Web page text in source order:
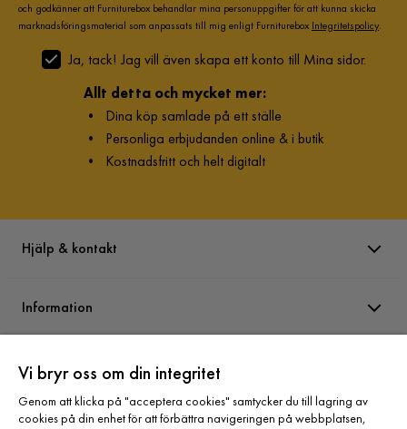
och godkänner att Furniturebox behandlar mina personuppgifter för att kunna skicka
marknadsföringsmaterial som anpassats till mig enligt Furniturebox Integritetspolicy.
Ja, tack! Jag vill även skapa ett konto till Mina sidor.
Allt detta och mycket mer:
• Dina köp samlade på ett ställe
• Personliga erbjudanden online & i butik
• Kostnadsfritt och helt digitalt
Hjälp & kontakt
Information
Varumärken
Sortiment
Vi bryr oss om din integritet
Genom att klicka på "acceptera cookies" samtycker du till lagring av
cookies på din enhet för att förbättra navigeringen på webbplatsen,